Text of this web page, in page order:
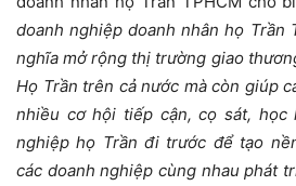
doanh nghiệp doanh nhân họ Trần
nghĩa mở rộng thị trường giao
Họ Trần trên cả nước mà còn giúp
nhiều cơ hội tiếp cận, cọ sát, học
nghiệp họ Trần đi trước để tạo
các doanh nghiệp cùng nhau phát